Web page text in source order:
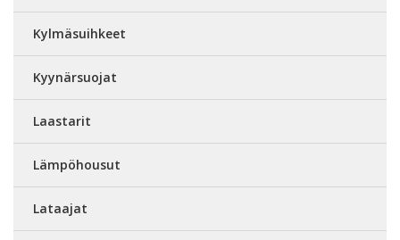
Kylmäsuihkeet
Kyynärsuojat
Laastarit
Lämpöhousut
Lataajat